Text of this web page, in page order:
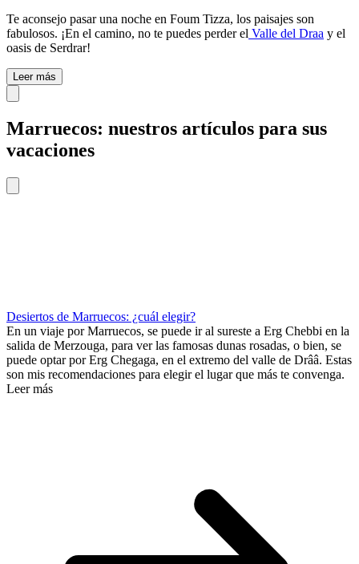
Te aconsejo pasar una noche en Foum Tizza, los paisajes son
fabulosos. ¡En el camino, no te puedes perder el Valle del Draa y el
oasis de Serdrar!
Leer más
Marruecos: nuestros artículos para sus
vacaciones
Desiertos de Marruecos: ¿cuál elegir?
En un viaje por Marruecos, se puede ir al sureste a Erg Chebbi en la
salida de Merzouga, para ver las famosas dunas rosadas, o bien, se
puede optar por Erg Chegaga, en el extremo del valle de Drââ. Estas
son mis recomendaciones para elegir el lugar que más te convenga.
Leer más